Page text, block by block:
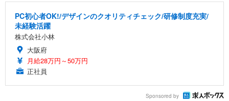
PC初心者OK!/デザインのクオリティチェック/研修制度充実/
未経験活躍
株式会社小林
大阪府
月給28万円～50万円
正社員
Sponsored by